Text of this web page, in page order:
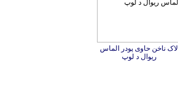
لاک ناخن حاوی پودر الماس
ریوال د لوپ